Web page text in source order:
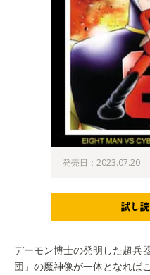
発売日：2023.07.20
デーモン博士の発明した超兵
団」の魔神像が一体となれば